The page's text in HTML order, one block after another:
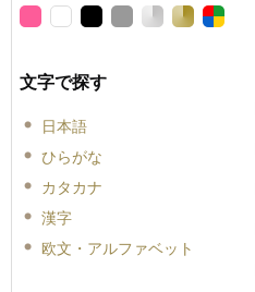
文字で探す
日本語
ひらがな
カタカナ
漢字
欧文・アルファベット